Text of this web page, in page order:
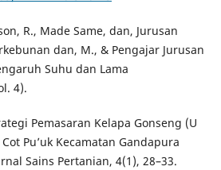
R., Made Same, dan, Jurusan
dan, M., & Pengajar Jurusan
Suhu dan Lama
4).
Pemasaran Kelapa Gonseng (U
Pu’uk Kecamatan Gandapura
Sains Pertanian, 4(1), 28–33.